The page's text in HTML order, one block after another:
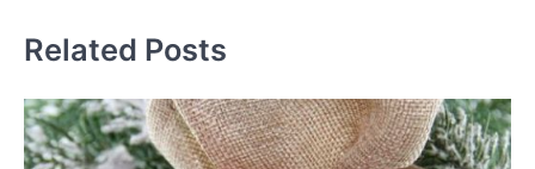
Related Posts